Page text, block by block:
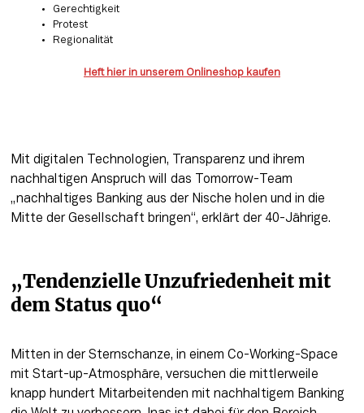
Gerechtigkeit
Protest
Regionalität
Heft hier in unserem Onlineshop kaufen
Mit digitalen Technologien, Transparenz und ihrem
nachhaltigen Anspruch will das Tomorrow-Team
„nachhaltiges Banking aus der Nische holen und in die
Mitte der Gesellschaft bringen“, erklärt der 40-Jährige.
„Tendenzielle Unzufriedenheit mit
dem Status quo“
Mitten in der Sternschanze, in einem Co-Working-Space
mit Start-up-Atmosphäre, versuchen die mittlerweile
knapp hundert Mitarbeitenden mit nachhaltigem Banking